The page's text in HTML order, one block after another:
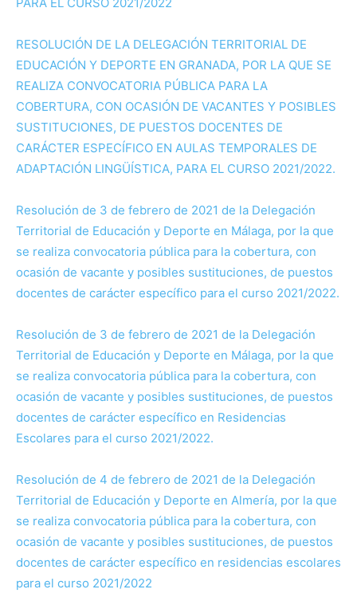
RESOLUCIÓN DE LA DELEGACIÓN TERRITORIAL DE
EDUCACIÓN Y DEPORTE EN GRANADA, POR LA QUE SE
REALIZA CONVOCATORIA PÚBLICA PARA LA
COBERTURA, CON OCASIÓN DE VACANTES Y POSIBLES
SUSTITUCIONES, DE PUESTOS DOCENTES DE
CARÁCTER ESPECÍFICO EN AULAS TEMPORALES DE
ADAPTACIÓN LINGÜÍSTICA, PARA EL CURSO 2021/2022.
Resolución de 3 de febrero de 2021 de la Delegación
Territorial de Educación y Deporte en Málaga, por la que
se realiza convocatoria pública para la cobertura, con
ocasión de vacante y posibles sustituciones, de puestos
docentes de carácter específico para el curso 2021/2022.
Resolución de 3 de febrero de 2021 de la Delegación
Territorial de Educación y Deporte en Málaga, por la que
se realiza convocatoria pública para la cobertura, con
ocasión de vacante y posibles sustituciones, de puestos
docentes de carácter específico en Residencias
Escolares para el curso 2021/2022.
Resolución de 4 de febrero de 2021 de la Delegación
Territorial de Educación y Deporte en Almería, por la que
se realiza convocatoria pública para la cobertura, con
ocasión de vacante y posibles sustituciones, de puestos
docentes de carácter específico en residencias escolares
para el curso 2021/2022